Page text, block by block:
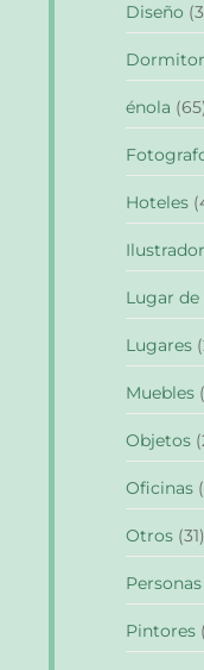
Diseño
énola (65)
Hoteles
Lugar de
Lugares
Muebles
Objetos
Oficinas
Otros (31)
Personas
Pintores